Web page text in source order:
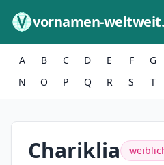
vornamen-
A B C D E F G
N
O P Q R S T
Chariklia